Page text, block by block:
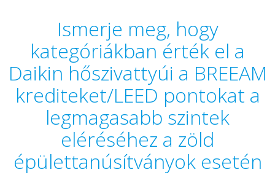
Ismerje meg, hogy
kategóriákban érték el a
Daikin hőszivattyúi a BREEAM
krediteket/LEED pontokat a
legmagasabb szintek
eléréséhez a zöld
épülettanúsítványok esetén